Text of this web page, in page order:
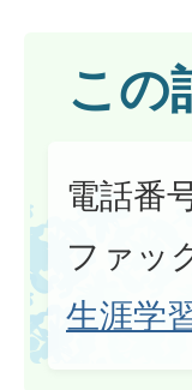
この
電話番
ファッ
生涯学